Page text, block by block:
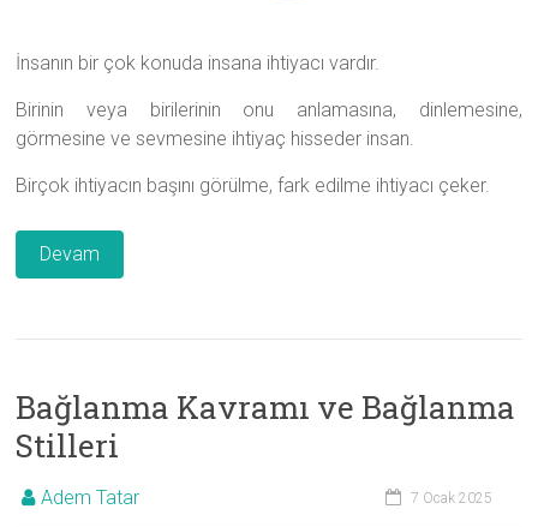
İnsanın bir çok konuda insana ihtiyacı vardır.
Birinin veya birilerinin onu anlamasına, dinlemesine,
görmesine ve sevmesine ihtiyaç hisseder insan.
Birçok ihtiyacın başını görülme, fark edilme ihtiyacı çeker.
Devam
Bağlanma Kavramı ve Bağlanma
Stilleri
Adem Tatar 7 Ocak 2025